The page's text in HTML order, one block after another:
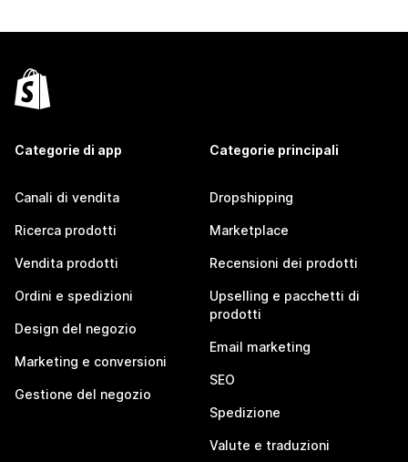
Categorie di app
Canali di vendita
Ricerca prodotti
Vendita prodotti
Ordini e spedizioni
Design del negozio
Marketing e conversioni
Gestione del negozio
Categorie principali
Dropshipping
Marketplace
Recensioni dei prodotti
Upselling e pacchetti di
prodotti
Email marketing
SEO
Spedizione
Valute e traduzioni